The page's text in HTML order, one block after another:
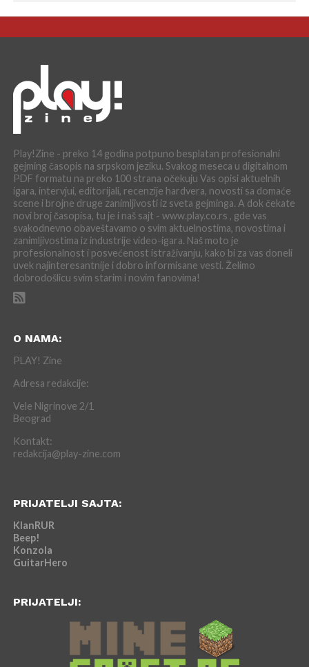
Play!Zine - preko 14 godina potpuno besplatan profesionalni
gejming časopis na srpskom jeziku. Svakog meseca u digitalnom
PDF formatu na preko 100 strana očekuju Vas opisi aktuelnih
igara, intervjui, editorijali, recenzije hardvera, novosti sa domaće
scene i brojne druge zanimljivosti iz sveta gejminga. A dok čekate
novi broj časopisa, tu je i naš sajt - www.play.co.rs , gde vas
svakodnevno obaveštavamo o svim aktuelnostima, novostima i
zanimljivostima iz industrije video-igara. Naš moto je
profesionalnost i posvećenost istraživanju, kako bi za vas doneli
uvek najinteresantnije i dobro informisane vesti. Želimo
dobrodošlicu svim starim i novim fanovima!
O NAMA:
PLAY! Zine
Adresa redakcije:
Vele Nigrinove 2/1
Beograd
Kontakt:
redakcija@play-zine.com
PRIJATELJI SAJTA:
KlanRUR
Beep!
Konzola
GuitarHero
PRIJATELJI: